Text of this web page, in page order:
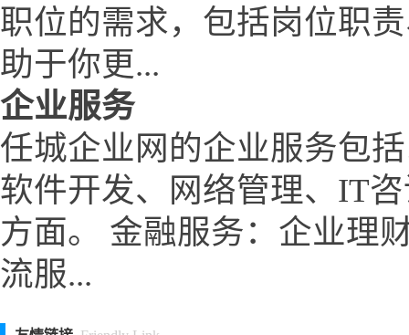
职位的需求，包括岗位职
助于你更...
企业服务
任城企业网的企业服务包
软件开发、网络管理、IT
方面。 金融服务：企业理
流服...